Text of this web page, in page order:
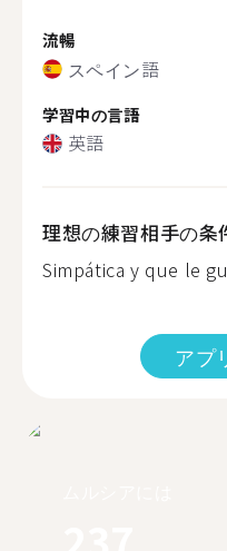
流暢
スペイン語
学習中の言語
英語
理想の練習相手の条
Simpática y que le
アプ